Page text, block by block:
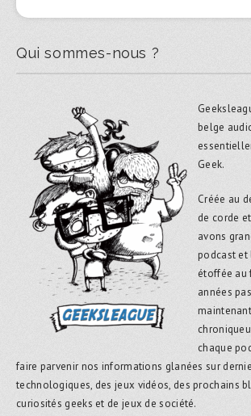
Qui sommes-nous ?
belge
Geek.
Créée au
de corde
avons
podcast et
étoffée au
années
chaque
faire parvenir nos informations glanées sur
technologiques, des jeux vidéos, des prochains
curiosités geeks et de jeux de société.